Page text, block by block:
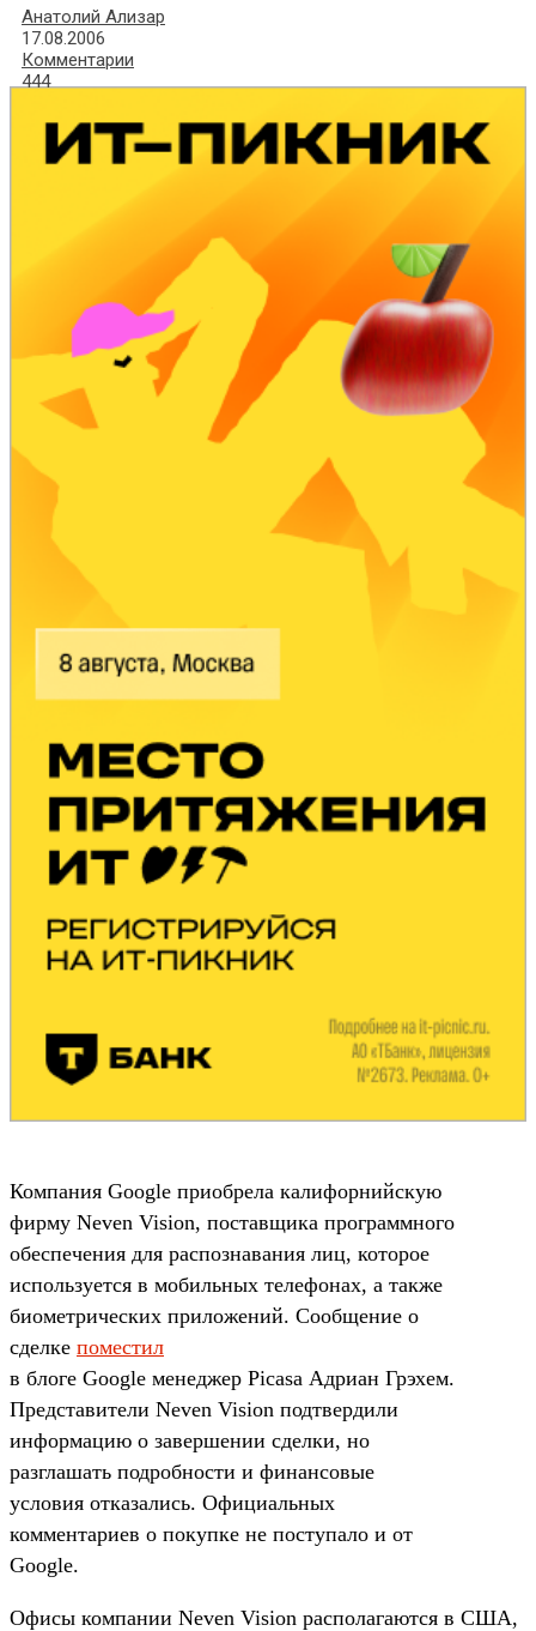
Анатолий Ализар
17.08.2006
Комментарии
444
Компания Google приобрела калифорнийскую
фирму Neven Vision, поставщика программного
обеспечения для распознавания лиц, которое
используется в мобильных телефонах, а также
биометрических приложений. Сообщение о
сделке поместил
в блоге Google менеджер Picasa Адриан Грэхем.
Представители Neven Vision подтвердили
информацию о завершении сделки, но
разглашать подробности и финансовые
условия отказались. Официальных
комментариев о покупке не поступало и от
Google.
Офисы компании Neven Vision располагаются в США,